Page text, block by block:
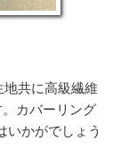
地共に高級繊維
カバーリング
いかがでしょう